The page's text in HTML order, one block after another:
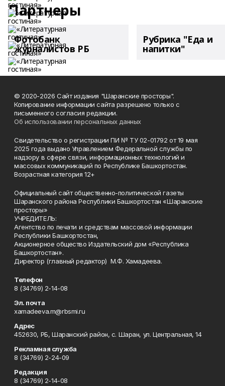
Партнеры
Фотобанк
журналистов РБ
Рубрика "Еда и
напитки"
© 2020-2026 Сайт издания "Шаранские просторы".
Копирование информации сайта разрешено только с
письменного согласия редакции.
Об использовании персональных данных
Свидетельство о регистрации ПИ № ТУ 02-01792 от 19 мая
2025 года выдано Управлением Федеральной службы по
надзору в сфере связи, информационных технологий и
массовых коммуникаций по Республике Башкортостан.
Возрастная категория 12+
Официальный сайт общественно-политической газеты
Шаранского района Республики Башкортостан «Шаранские
просторы»
УЧРЕДИТЕЛЬ:
Агентство по печати и средствам массовой информации
Республики Башкортостан,
Акционерное общество Издательский дом «Республика
Башкортостан».
Директор (главный редактор) М.Ф. Хамадеева.
Телефон
8 (34769) 2-14-08
Эл. почта
xamadeeva.m@rbsmi.ru
Адрес
452630, РБ, Шаранский район, с. Шаран, ул. Центральная, 14
Рекламная служба
8 (34769) 2-24-09
Редакция
8 (34769) 2-14-08